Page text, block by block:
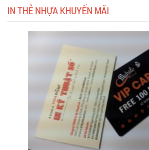
IN THẺ NHỰA KHUYẾN MÃI